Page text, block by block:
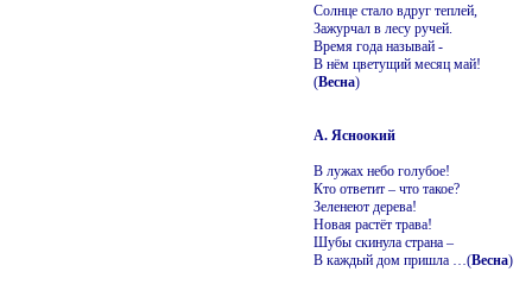
Солнце стало вдруг теплей,
Зажурчал в лесу ручей.
Время года называй -
В нём цветущий месяц май!
(Весна)
А. Ясноокий
В лужах небо голубое!
Кто ответит – что такое?
Зеленеют дерева!
Новая растёт трава!
Шубы скинула страна –
В каждый дом пришла …(Весна)